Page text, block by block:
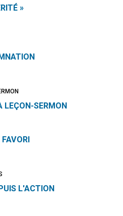
»
LEÇON-SERMON
L'ACTION